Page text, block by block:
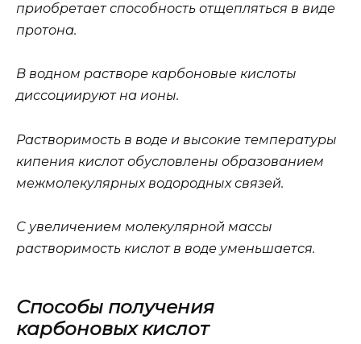
приобретает способность отщепляться в виде
протона.
В водном растворе карбоновые кислоты
диссоциируют на ионы.
Растворимость в воде и высокие температуры
кипения кислот обусловлены образованием
межмолекулярных водородных связей.
С увеличением молекулярной массы
растворимость кислот в воде уменьшается.
Способы получения
карбоновых кислот